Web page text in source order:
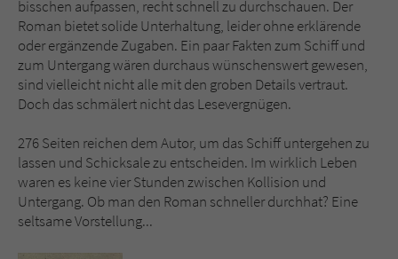
bisschen aufpassen, recht schnell zu durchschauen. Der
Roman bietet solide Unterhaltung, leider ohne erklärende
oder ergänzende Zugaben. Ein paar Fakten zum Schiff und
zum Untergang wären durchaus wünschenswert gewesen,
sind vielleicht nicht alle mit den groben Details vertraut.
Doch das schmälert nicht das Lesevergnügen.
276 Seiten reichen dem Autor, um das Schiff untergehen zu
lassen und Schicksale zu entscheiden. Im wirklich Leben
waren es keine vier Stunden zwischen Kollision und
Untergang. Ob man den Roman schneller durchhat? Eine
seltsame Vorstellung...